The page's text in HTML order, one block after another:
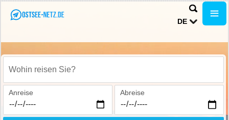
DE
Wohin reisen Sie?
Anreise Abreise